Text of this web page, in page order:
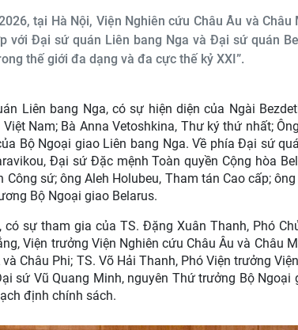
tại Hà Nội, Viện Nghiên cứu Châu Âu và
với Đại sứ quán Liên bang Nga và Đại sứ quán
thế giới đa dạng và đa cực thế kỷ XXI”.
Liên bang Nga, có sự hiện diện của Ngài
Nam; Bà Anna Vetoshkina, Thư ký thứ nhất;
Bộ Ngoại giao Liên bang Nga. Về phía Đại sứ
Đại sứ Đặc mệnh Toàn quyền Cộng hòa
Công sứ; ông Aleh Holubeu, Tham tán Cao cấp;
Bộ Ngoại giao Belarus.
có sự tham gia của TS. Đặng Xuân Thanh, Phó
Viện trưởng Viện Nghiên cứu Châu Âu và Châu
và Châu Phi; TS. Võ Hải Thanh, Phó Viện trưởng
sứ Vũ Quang Minh, nguyên Thứ trưởng Bộ
định chính sách.